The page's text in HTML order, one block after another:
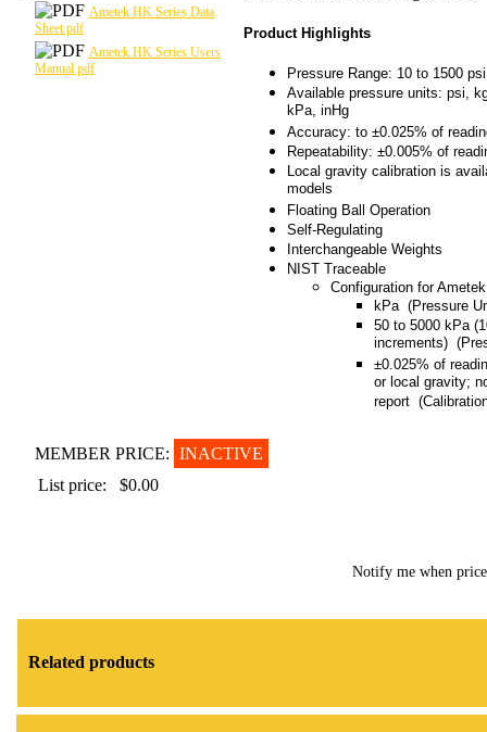
Ametek HK Series Data
Sheet.pdf
Ametek HK Series Users
Manual.pdf
Product Highlights
Pressure Range: 10 to 1500
Available pressure units: psi,
kPa, inHg
Accuracy: to ±0.025% of
Repeatability: ±0.005% of
Local gravity calibration is
models
Floating Ball Operation
Self-Regulating
Interchangeable Weights
NIST Traceable
Configuration for
kPa (Pressure
50 to 5000 kPa
increments)
±0.025% of
or local gravity;
report
MEMBER PRICE: INACTIVE
List price:
$0.00
Notify me when
Related products